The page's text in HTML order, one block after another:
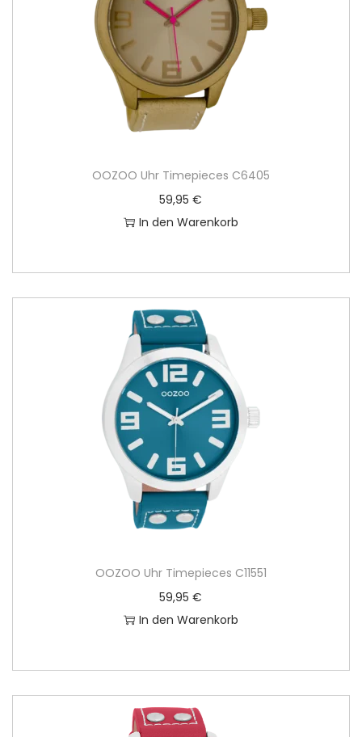
OOZOO Uhr Timepieces C6405
59,95€
In den Warenkorb
OOZOO Uhr Timepieces C11551
59,95€
In den Warenkorb